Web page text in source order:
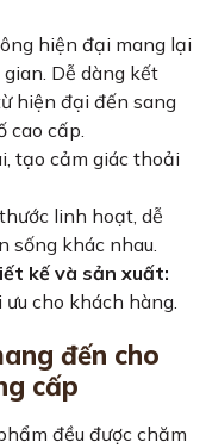
hiện đại mang lại
Dễ dàng kết
hiện đại đến sang
cao cấp.
tạo cảm giác thoải
linh hoạt, dễ
sống khác nhau.
kế và sản xuất:
cho khách hàng.
đến cho
cấp
đều được chăm